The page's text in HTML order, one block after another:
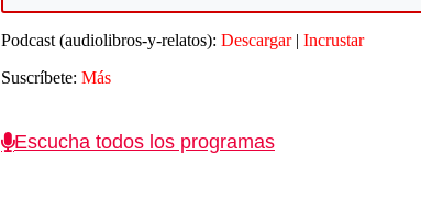
audio
Podcast (audiolibros-y-relatos): Descargar| Incrustar
Suscríbete: Más
Escucha todos los programas